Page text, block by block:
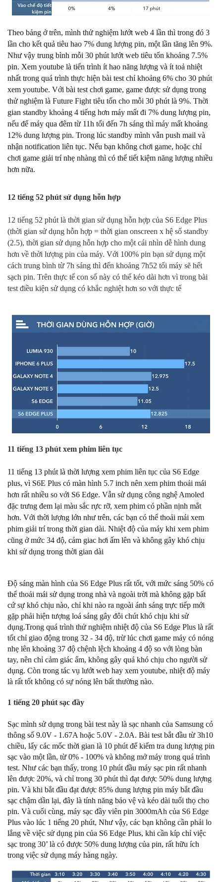
Theo bảng ở trên, mình thử nghiệm lướt web 4 lần thì trong đó 3
lần cho kết quả tiêu hao 7% dung lượng pin, một lần tăng lên 9%.
Như vậy trung bình mỗi 30 phút lướt web tiêu tốn khoảng 7.5%
pin. Xem youtube là tiến trình ít hao năng lượng và ít toả nhiệt
nhất trong quá trình thực hiện bài test chỉ khoảng 6% cho 30 phút
xem youtube. Với bài test chơi game, game được sử dụng trong
thử nghiệm là Future Fight tiêu tốn cho mỗi 30 phút là 9%. Thời
gian standby khoảng 4 tiếng hơn máy mất đi 7% dung lượng pin,
nếu để máy qua đêm từ 11h tối đến 7h sáng thì máy mất khoảng
12% dung lượng pin. Trong lúc standby mình vẫn push mail và
nhận notification liên tục. Nếu bạn không chơi game, hoặc chỉ
chơi game giải trí nhẹ nhàng thì có thể tiết kiệm năng lượng nhiều
hơn nữa.
12 tiếng 52 phút sử dụng hỗn hợp
12 tiếng 52 phút là thời gian sử dụng hỗn hợp của S6 Edge Plus
(thời gian sử dụng hỗn hợp = thời gian onscreen x hệ số standby
(2.5), thời gian sử dụng hỗn hợp cho một cái nhìn dễ hình dung
hơn về thời lượng pin của máy. Với 100% pin bạn sử dụng một
cách trung bình từ 7h sáng thì đến khoảng 7h52 tối máy sẽ hết
sạch pin. Trên thực tế con số này có thể kéo dài hơn vì trong bài
test điều kiện sử dụng có khắc nghiệt hơn so với thực tế
11 tiếng 13 phút xem phim liên tục
11 tiếng 13 phút là thời lượng xem phim liên tục của S6 Edge
plus, vì S6E Plus có màn hình 5.7 inch nên xem phim thoải mái
hơn rất nhiều so với S6 Edge. Vẫn sử dụng công nghệ Amoled
đặc trưng đem lại màu sắc rực rỡ, xem phim có phần nịnh mắt
hơn. Với thời lượng lớn như trên, các bạn có thể thoải mái xem
phim giải trí trong thời gian dài. Nhiệt độ của máy khi xem phim
cũng ở mức 34 độ, cảm giac hơi ấm lên và không gây khó chịu
khi sử dụng trong thời gian dài
Độ sáng màn hình của S6 Edge Plus rất tốt, với mức sáng 50% có
thể thoải mái sử dụng trong nhà và ngoài trời mà không gặp bất
cứ sự khó chịu nào, chỉ khi nào ra ngoài ánh sáng trực tiếp mới
gặp phải hiện tượng loá sáng gây đôi chút khó chịu khi sử
dụng.Trong quá trình thử nghiệm nhiệt độ của S6 Edge Plus là rất
tốt chỉ giao động trong 32 - 34 độ, trừ lúc chơi game máy có nóng
nhẹ lên khoảng 37 độ chệnh lệch khoảng 4 độ so với lòng bàn
tay, nên chỉ cảm giác ấm, không gây quá khó chịu cho người sử
dụng. Còn trong tác vụ lướt web hay xem youtube, nhiệt độ máy
là rất tốt không có sự nóng lên bất thường nào.
1 tiếng 20 phút sạc đầy
Sạc mình sử dụng trong bài test này là sạc nhanh của Samsung có
thông số 9.0V - 1.67A hoặc 5.0V - 2.0A. Bài test bắt đầu từ 3h10
chiều, lấy các mốc thời gian là 10 phút để kiểm tra dung lượng pin
sạc vào một lần, từ 0% - 100% và không mở máy trong quá trình
test. Như các bạn thấy, trong 10 phút đầu máy sạc pin rất nhanh
lên được 20%, và chỉ trong 30 phút thì đạt được 50% dung lượng
pin. Và khi bắt đầu đạt được 85% dung lượng pin máy bắt đầu
sạc chậm dần lại, đây là tính năng bảo vệ và kéo dài tuổi thọ cho
pin. Và cuối cùng, máy sạc đầy viên pin 3000mAh của S6 Edge
Plus vào lúc 1 tiếng 20 phút, Như vậy, các bạn không cần phải lo
lắng về việc sử dụng pin của S6 Edge Plus, khi cần kíp chỉ việc
sạc trong 30’ là có được 50% dung lượng của pin, rất hữu ích
trong việc sử dụng máy hàng ngày.